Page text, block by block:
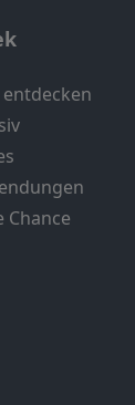
Chance